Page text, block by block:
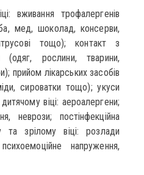
вживання трофалергенів
мед, шоколад, консерви,
тощо); контакт з
(одяг, рослини, тварини,
прийом лікарських засобів
сироватки тощо); укуси
віці: аероалергени;
неврози; постінфекційна
та зрілому віці: розлади
напруження,